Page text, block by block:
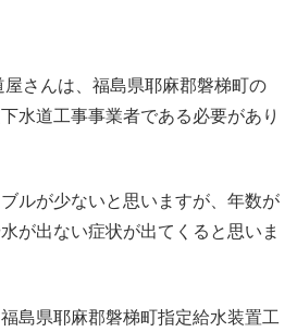
さんは、福島県耶麻郡磐梯町の
水道工事事業者である必要があり
ルが少ないと思いますが、年数が
が出ない症状が出てくると思いま
島県耶麻郡磐梯町指定給水装置工